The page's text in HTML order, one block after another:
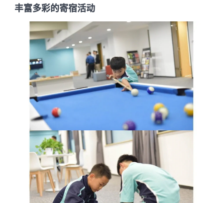
丰富多彩的寄宿活动